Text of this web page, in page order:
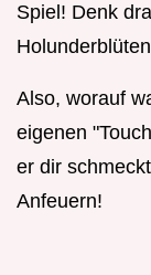
Spiel! Denk
Also, worauf
eigenen
er dir
Anfeuern!